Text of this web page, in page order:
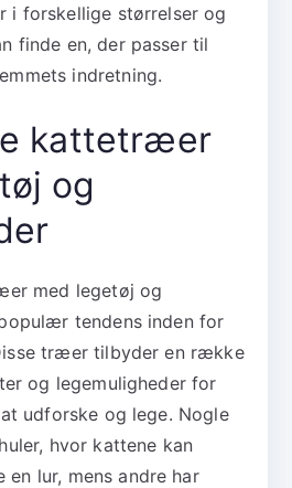
i forskellige størrelser og
finde en, der passer til
indretning.
kattetræer
og
med legetøj og
tendens inden for
træer tilbyder en række
og legemuligheder for
udforske og lege. Nogle
hvor kattene kan
en lur, mens andre har